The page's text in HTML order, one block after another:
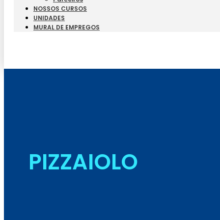
NOSSOS CURSOS
UNIDADES
MURAL DE EMPREGOS
PIZZAIOLO